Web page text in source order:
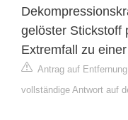
gelöster Stickstoff
Extremfall zu
Antrag auf
vollständige Antwort auf